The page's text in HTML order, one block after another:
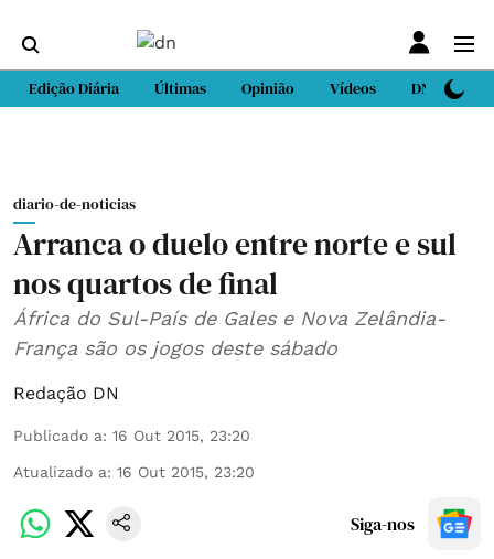
Edição Diária Últimas Opinião Vídeos DN Sport
diario-de-noticias
Arranca o duelo entre norte e sul
nos quartos de final
África do Sul-País de Gales e Nova Zelândia-
França são os jogos deste sábado
Redação DN
Publicado a: 16 Out 2015, 23:20
Atualizado a: 16 Out 2015, 23:20
Siga-nos